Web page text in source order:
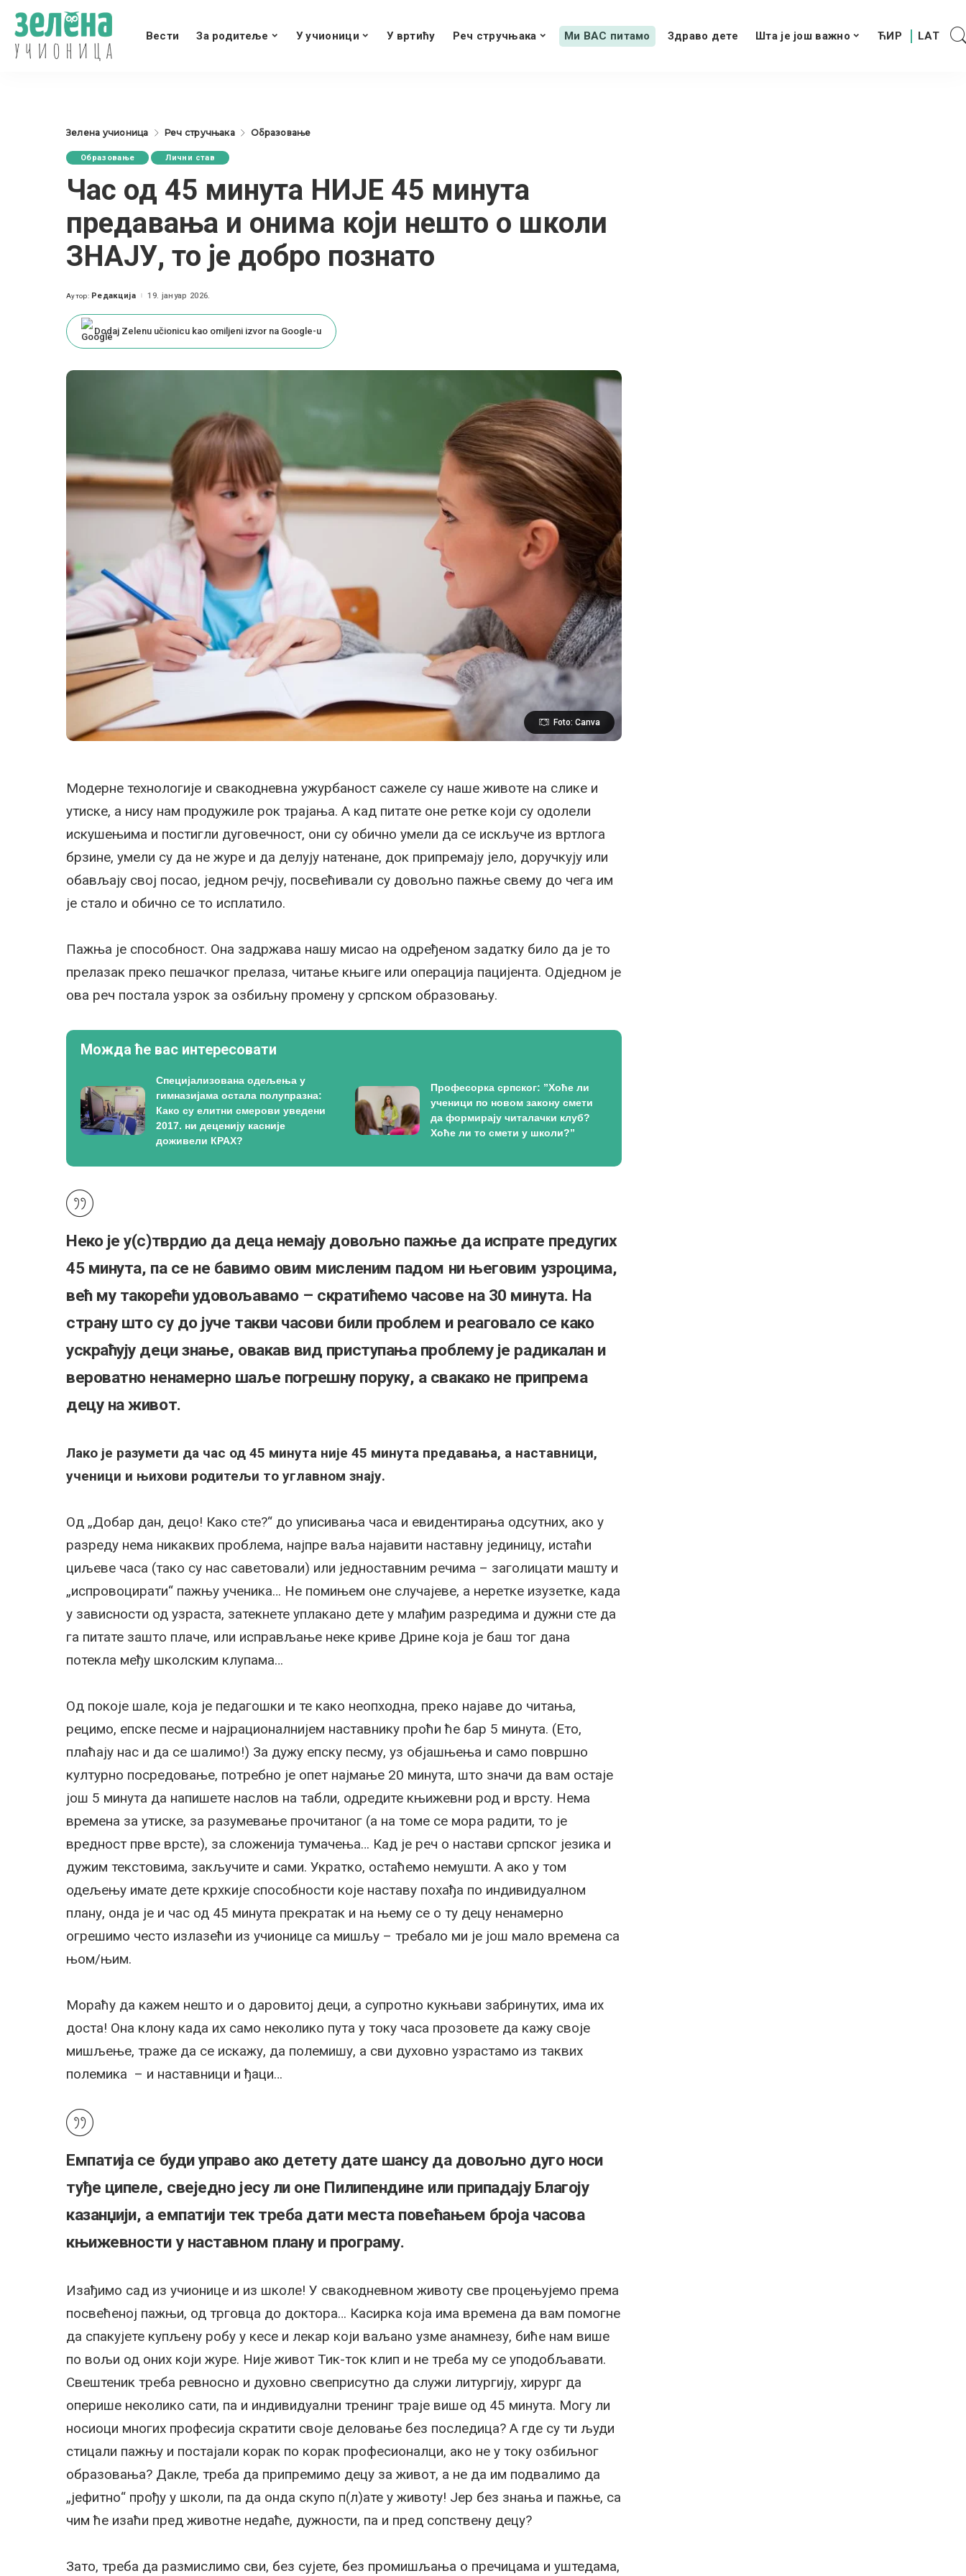
Вести За родитеље У учионици У вртићу Реч стручњака Ми ВАС питамо Здраво дете Шта је још важно
Зелена учионица Реч стручњака Образовање
Образовање Лични став
Час од 45 минута НИЈЕ 45 минута
предавања и онима који нешто о школи
ЗНАЈУ, то је добро познато
Posted
Аутор: Редакција 19. јануар 2026.
Dodaj Zelenu učionicu kao omiljeni izvor na Google-u
Foto: Canva
Модерне технологије и свакодневна ужурбаност сажеле су наше животе на слике и
утиске, а нису нам продужиле рок трајања. А кад питате оне ретке који су одолели
искушењима и постигли дуговечност, они су обично умели да се искључе из вртлога
брзине, умели су да не журе и да делују натенане, док припремају јело, доручкују или
обављају свој посао, једном речју, посвећивали су довољно пажње свему до чега им
је стало и обично се то исплатило.
Пажња је способност. Она задржава нашу мисао на одређеном задатку било да је то
прелазак преко пешачког прелаза, читање књиге или операција пацијента. Одједном је
ова реч постала узрок за озбиљну промену у српском образовању.
Можда ће вас интересовати
Специјализована одељења у
гимназијама остала полупразна:
Како су елитни смерови уведени
2017. ни деценију касније
доживели КРАХ?
Професорка српског: ”Хоће ли
ученици по новом закону смети
да формирају читалачки клуб?
Хоће ли то смети у школи?”
Неко је у(с)тврдио да деца немају довољно пажње да испрате предугих
45 минута, па се не бавимо овим мисленим падом ни његовим узроцима,
већ му такорећи удовољавамо – скратићемо часове на 30 минута. На
страну што су до јуче такви часови били проблем и реаговало се како
ускраћују деци знање, овакав вид приступања проблему је радикалан и
вероватно ненамерно шаље погрешну поруку, а свакако не припрема
децу на живот.
Лако је разумети да час од 45 минута није 45 минута предавања, а наставници,
ученици и њихови родитељи то углавном знају.
Од „Добар дан, децо! Како сте?“ до уписивања часа и евидентирања одсутних, ако у
разреду нема никаквих проблема, најпре ваља најавити наставну јединицу, истаћи
циљеве часа (тако су нас саветовали) или једноставним речима – заголицати машту и
„испровоцирати“ пажњу ученика… Не помињем оне случајеве, а неретке изузетке, када
у зависности од узраста, затекнете уплакано дете у млађим разредима и дужни сте да
га питате зашто плаче, или исправљање неке криве Дрине која је баш тог дана
потекла међу школским клупама…
Од покоје шале, која је педагошки и те како неопходна, преко најаве до читања,
рецимо, епске песме и најрационалнијем наставнику проћи ће бар 5 минута. (Ето,
плаћају нас и да се шалимо!) За дужу епску песму, уз објашњења и само површно
културно посредовање, потребно је опет најмање 20 минута, што значи да вам остаје
још 5 минута да напишете наслов на табли, одредите књижевни род и врсту. Нема
времена за утиске, за разумевање прочитаног (а на томе се мора радити, то је
вредност прве врсте), за сложенија тумачења… Кад је реч о настави српског језика и
дужим текстовима, закључите и сами. Укратко, остаћемо немушти. А ако у том
одељењу имате дете крхкије способности које наставу похађа по индивидуалном
плану, онда је и час од 45 минута прекратак и на њему се о ту децу ненамерно
огрешимо често излазећи из учионице са мишљу – требало ми је још мало времена са
њом/њим.
Мораћу да кажем нешто и о даровитој деци, а супротно кукњави забринутих, има их
доста! Она клону када их само неколико пута у току часа прозовете да кажу своје
мишљење, траже да се искажу, да полемишу, а сви духовно узрастамо из таквих
полемика – и наставници и ђаци…
Емпатија се буди управо ако детету дате шансу да довољно дуго носи
туђе ципеле, свеједно јесу ли оне Пилипендине или припадају Благоју
казанџији, а емпатији тек треба дати места повећањем броја часова
књижевности у наставном плану и програму.
Изађимо сад из учионице и из школе! У свакодневном животу све процењујемо према
посвећеној пажњи, од трговца до доктора… Касирка која има времена да вам помогне
да спакујете купљену робу у кесе и лекар који ваљано узме анамнезу, биће нам више
по вољи од оних који журе. Није живот Тик-ток клип и не треба му се уподобљавати.
Свештеник треба ревносно и духовно свеприсутно да служи литургију, хирург да
оперише неколико сати, па и индивидуални тренинг траје више од 45 минута. Могу ли
носиоци многих професија скратити своје деловање без последица? А где су ти људи
стицали пажњу и постајали корак по корак професионалци, ако не у току озбиљног
образовања? Дакле, треба да припремимо децу за живот, а не да им подвалимо да
„јефитно“ прођу у школи, па да онда скупо п(л)ате у животу! Јер без знања и пажње, са
чим ће изаћи пред животне недаће, дужности, па и пред сопствену децу?
Зато, треба да размислимо сви, без сујете, без промишљања о пречицама и уштедама,